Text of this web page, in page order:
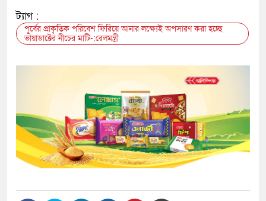
ট্যাগ :
পূর্বের প্রাকৃতিক পরিবেশ ফিরিয়ে আনার লক্ষ্যেই অপসারণ করা হচ্ছে
ভায়াডাক্টের নীচের মাটি-:রেলমন্ত্রী